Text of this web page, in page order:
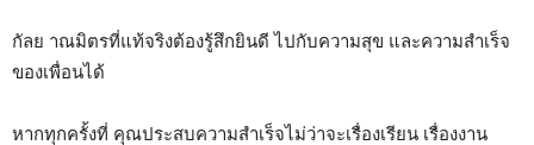
กัลย าณมิตรที่แท้จริงต้องรู้สึกยินดี ไปกับความสุข และความสำเร็จ
ของเพื่อนได้
หากทุกครั้งที่ คุณประสบความสำเร็จไม่ว่าจะเรื่องเรียน เรื่องงาน